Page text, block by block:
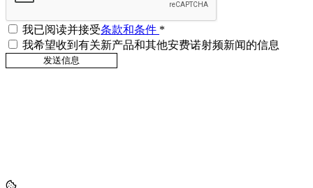
我已阅读并接受条款和条件 *
我希望收到有关新产品和其他安费诺射频新闻的信息